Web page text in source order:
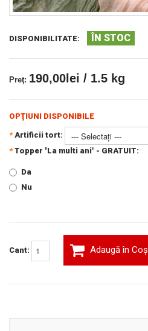
DISPONIBILITATE: ÎN STOC
Preţ: 190,00lei / 1.5 kg
OPŢIUNI DISPONIBILE
* Artificii tort:
* Topper "La multi ani" - GRATUIT:
Da
Nu
Cant: Adaugă în Coş